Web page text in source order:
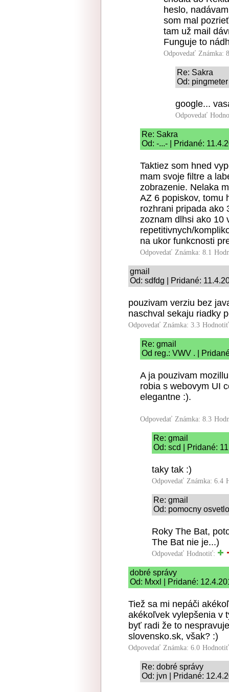
heslo,
som mal
tam už mail
Funguje to
Odpovedať Známka:
Re: Sakra
Od:
google...
Odpovedať
Re: Sakra
Od: -...- | Pridané:
Taktiez som hned
mam svoje filtre a
zobrazenie. Nelaka
AZ 6 popiskov, tomu
rozhrani pripada ako
zoznam dlhsi ako 10
repetitivnych/
na ukor funkcnosti
Odpovedať Známka: 8.1
gmail
Od: sdfdg | Pridané:
pouzivam verziu bez
naschval sekaju riadky
Odpovedať Známka: 3.3
Re: gmail
Od reg.: VWV . |
A ja pouzivam
robia s webovym UI
elegantne :).
Odpovedať Známka: 8.3
Re: gmail
Od: scd | Pridané:
taky tak :)
Odpovedať Známka: 6.4
Re: gmail
Od: pomocny
Roky The Bat,
The Bat nie je...)
Odpovedať Hodnotiť:
dobré správy
Od: Mxxl | Pridané:
Tiež sa mi nepáči
akékoľvek vylepšenia v
byť radi že to
slovensko.sk, však? :)
Odpovedať Známka: 6.0
Re: dobré správy
Od: jvn | Pridané: